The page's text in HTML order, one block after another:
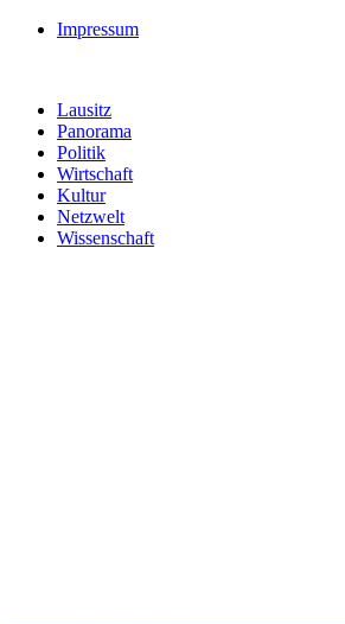
Impressum
Lausitz
Panorama
Politik
Wirtschaft
Kultur
Netzwelt
Wissenschaft